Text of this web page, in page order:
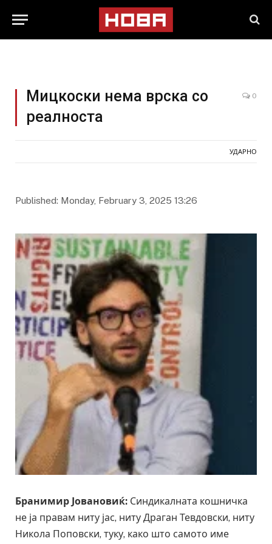
Мицкоски нема врска со
реалноста
0
УДАРНО
Published: Monday, February 3, 2025 13:26
Бранимир Јовановиќ: Синдикалната кошничка
не ја правам ниту јас, ниту Драган Тевдовски, ниту
Никола Поповски, туку, како што самото име